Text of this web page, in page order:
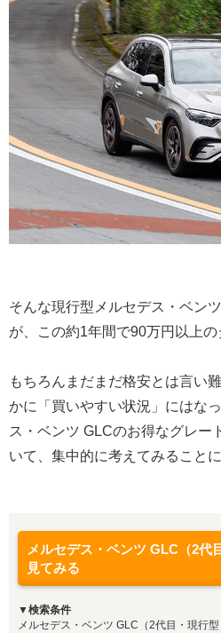
そんな現行型メルセデス・ベン
が、この約1年間で90万円以上の
もちろんまだまだ格安とは言い
かに「買いやすい状況」にはな
ス・ベンツ GLCのお得なグレー
いて、集中的に考えてみることに
メルセデス・ベンツ GLC（2代
見てみる
▼検索条件
メルセデス・ベンツ GLC（2代目・現行型